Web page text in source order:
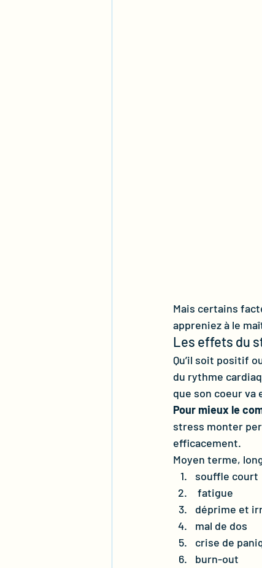
Mais certains
appreniez à le
Les effets du
Qu’il soit positif
du rythme
que son coeur va
Pour mieux le
stress monter
efficacement.
Moyen terme,
souffle court
fatigue
déprime et
mal de dos
crise de
burn-out